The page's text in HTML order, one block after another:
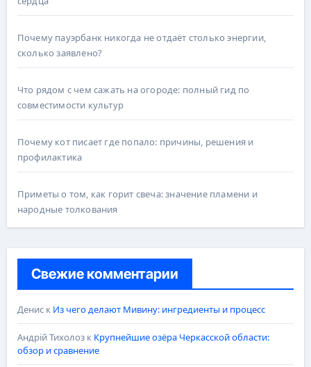
Почему пауэрбанк никогда не отдаёт столько энергии,
сколько заявлено?
Что рядом с чем сажать на огороде: полный гид по
совместимости культур
Почему кот писает где попало: причины, решения и
профилактика
Приметы о том, как горит свеча: значение пламени и
народные толкования
Свежие комментарии
Дениск Из чего делают Мивину: ингредиенты и процесс
Андрій Тихолозк Крупнейшие озёра Черкасской области:
обзор и сравнение